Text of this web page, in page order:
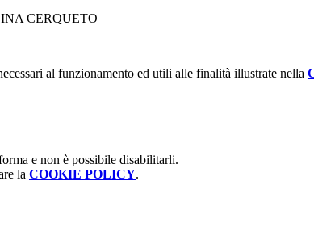
al funzionamento ed utili alle finalità illustrate nella
e non è possibile disabilitarli.
la COOKIE POLICY.